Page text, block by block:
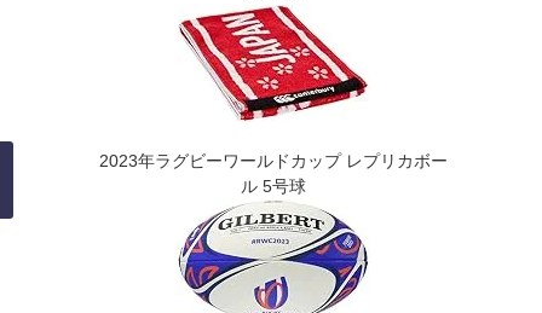
2023年ラグビーワールドカップ レプリカボー
ル 5号球